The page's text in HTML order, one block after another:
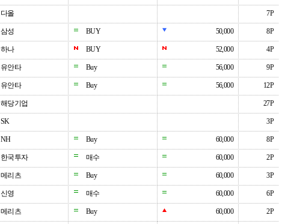
다올 7P
삼성 BUY 50,000 8P
하나 BUY 52,000 4P
유안타 Buy 56,000 9P
유안타 Buy 56,000 12P
해당기업 27P
SK 3P
NH Buy 60,000 8P
한국투자 매수 60,000 2P
메리츠 Buy 60,000 3P
신영 매수 60,000 6P
메리츠 Buy 60,000 2P